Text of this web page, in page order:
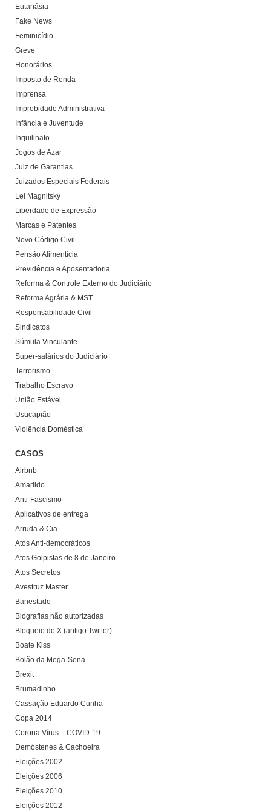
Eutanásia
Fake News
Feminicídio
Greve
Honorários
Imposto de Renda
Imprensa
Improbidade Administrativa
Infância e Juventude
Inquilinato
Jogos de Azar
Juiz de Garantias
Juizados Especiais Federais
Lei Magnitsky
Liberdade de Expressão
Marcas e Patentes
Novo Código Civil
Pensão Alimentícia
Previdência e Aposentadoria
Reforma & Controle Externo do Judiciário
Reforma Agrária & MST
Responsabilidade Civil
Sindicatos
Súmula Vinculante
Super-salários do Judiciário
Terrorismo
Trabalho Escravo
União Estável
Usucapião
Violência Doméstica
CASOS
Airbnb
Amarildo
Anti-Fascismo
Aplicativos de entrega
Arruda & Cia
Atos Anti-democráticos
Atos Golpistas de 8 de Janeiro
Atos Secretos
Avestruz Master
Banestado
Biografias não autorizadas
Bloqueio do X (antigo Twitter)
Boate Kiss
Bolão da Mega-Sena
Brexit
Brumadinho
Cassação Eduardo Cunha
Copa 2014
Corona Vírus – COVID-19
Demóstenes & Cachoeira
Eleições 2002
Eleições 2006
Eleições 2010
Eleições 2012